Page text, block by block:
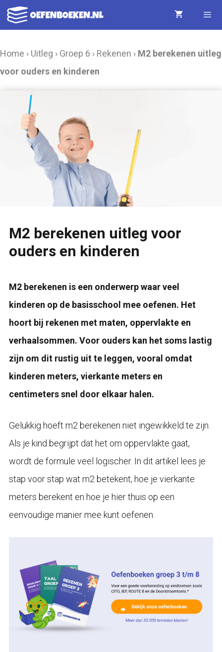
Ga
naar
Home › Uitleg › Groep 6 › Rekenen › M2 berekenen uitleg
voor ouders en kinderen
M2 berekenen uitleg voor
ouders en kinderen
M2 berekenen is een onderwerp waar veel
kinderen op de basisschool mee oefenen. Het
hoort bij rekenen met maten, oppervlakte en
verhaalsommen. Voor ouders kan het soms lastig
zijn om dit rustig uit te leggen, vooral omdat
kinderen meters, vierkante meters en
centimeters snel door elkaar halen.
Gelukkig hoeft m2 berekenen niet ingewikkeld te zijn.
Als je kind begrijpt dat het om oppervlakte gaat,
wordt de formule veel logischer. In dit artikel lees je
stap voor stap wat m2 betekent, hoe je vierkante
meters berekent en hoe je hier thuis op een
eenvoudige manier mee kunt oefenen.